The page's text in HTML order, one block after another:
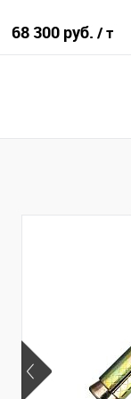
68 300 руб. / т